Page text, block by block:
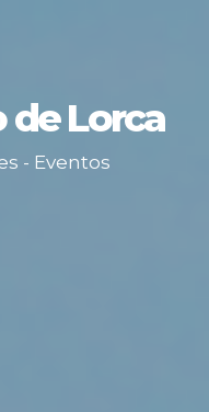
de Lorca
- Eventos